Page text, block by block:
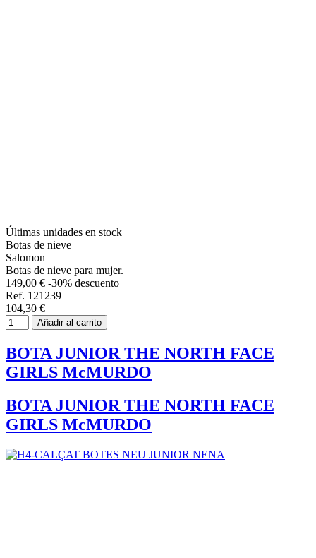
Últimas unidades en stock
Botas de nieve
Salomon
Botas de nieve para mujer.
149,00 € -30% descuento
Ref. 121239
104,30 €
Añadir al carrito
BOTA JUNIOR THE NORTH FACE
GIRLS McMURDO
BOTA JUNIOR THE NORTH FACE
GIRLS McMURDO